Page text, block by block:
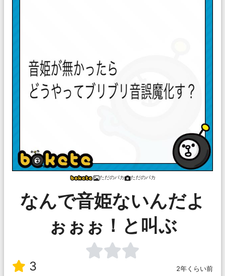
ただのバカ ただのバカ
なんで音姫ないんだよ
ぉぉぉ！と叫ぶ
3 2年くらい前